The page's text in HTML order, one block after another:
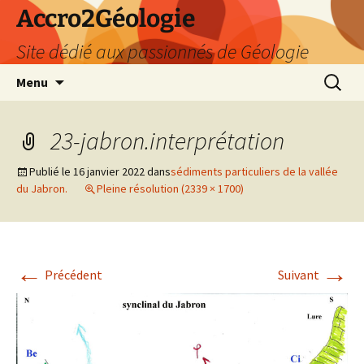
Accro2Géologie
Site dédié aux passionnés de Géologie
Menu
23-jabron.interprétation
Publié le 16 janvier 2022danssédiments particuliers de la vallée
du Jabron.
Pleine résolution (2339 × 1700)
← Précédent Suivant →